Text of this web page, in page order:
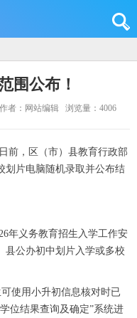
围公布！
作者：网站编辑 浏览量：4006
前，区（市）县教育行政部
划片电脑随机录取并公布结
年义务教育招生入学工作安
县公办初中划片入学或多校
使用小升初信息核对时已
位结果查询及确定”系统进